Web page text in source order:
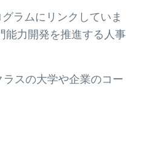
ラムにリンクしていま
能力開発を推進する人事
スの大学や企業のコー